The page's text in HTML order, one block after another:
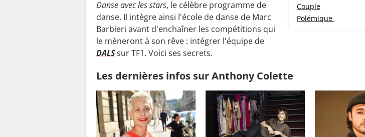
Couple
Polémique
Danse avec les stars, le célèbre programme de
danse. Il intègre ainsi l'école de danse de Marc
Barbieri avant d'enchaîner les compétitions qui
le mèneront à son rêve : intégrer l'équipe de
DALSsur TF1. Voici ses secrets.
Les dernières infos sur Anthony Colette